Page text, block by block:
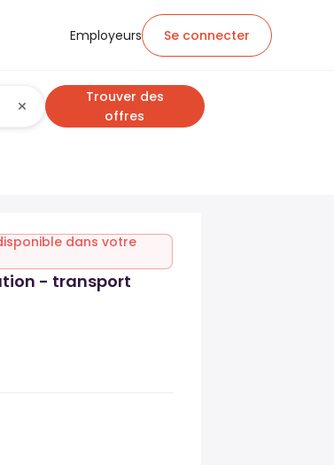
Employeurs Se connecter
Trouver des
offres
dans votre
- transport